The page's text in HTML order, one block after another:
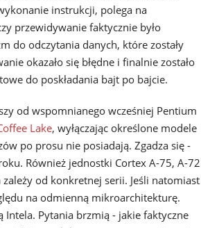
instrukcji, polega na
przewidywanie faktycznie było
do odczytania danych, które zostały
okazało się błędne i finalnie zostało
do poskładania bajt po bajcie.
od wspomnianego wcześniej Pentium
Lake, wyłączając określone modele
po prosu nie posiadają. Zgadza się -
Również jednostki Cortex A-75, A-72
od konkretnej serii. Jeśli natomiast
na odmienną mikroarchitekturę.
Pytania brzmią - jakie faktyczne